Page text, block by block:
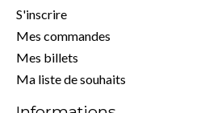
S'inscrire
Mes commandes
Mes billets
Ma liste de souhaits